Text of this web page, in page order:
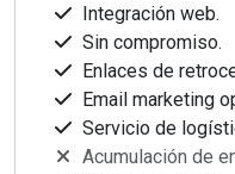
Integración web.
Sin compromiso.
Enlaces de
Email marketing
Servicio de
Acumulación de